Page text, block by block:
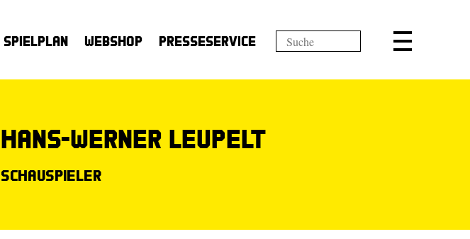
Spielplan Webshop Presseservice
Hans-Werner Leupelt
Schauspieler